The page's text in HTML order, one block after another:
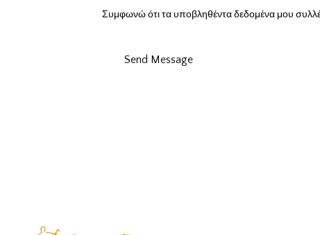
Συμφωνώ ότι τα υποβληθέντα δεδομένα μου
Send Message